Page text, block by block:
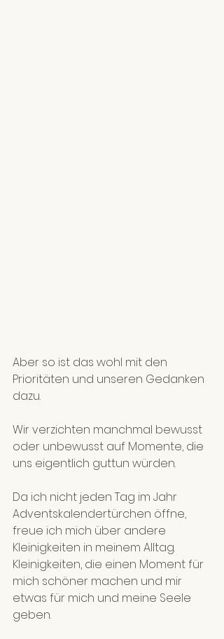
Aber so ist das wohl mit den
Prioritäten und unseren Gedanken
dazu.
Wir verzichten manchmal bewusst
oder unbewusst auf Momente, die
uns eigentlich guttun würden.
Da ich nicht jeden Tag im Jahr
Adventskalendertürchen öffne,
freue ich mich über andere
Kleinigkeiten in meinem Alltag.
Kleinigkeiten, die einen Moment für
mich schöner machen und mir
etwas für mich und meine Seele
geben.